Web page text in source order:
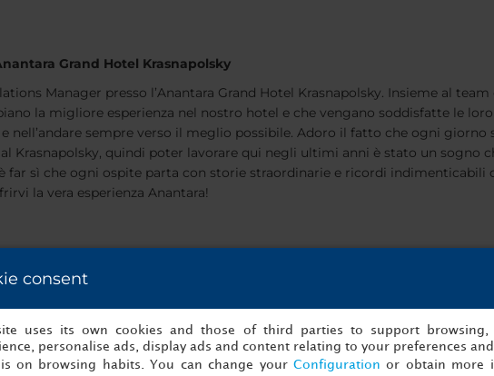
Grand Hotel Krasnapolsky
Manager presso l’Anantara Grand Hotel Krasnapolsky. Insieme al
la migliore esperienza nel nostro hotel e che vengano soddisfatte le
nell’andare sempre verso il meglio possibile. Adoro il fatto che ogni giorno
Krasnapolsky, quindi poter lavorare qui negli ultimi anni è stato un sogno
far sì che ogni ospite parta con storie straordinarie e ricordi indimenticabili
la vera esperienza Anantara!
consent
uses its own cookies and those of third parties to support browsing,
personalise ads, display ads and content relating to your preferences
on browsing habits. You can change your Configuration or obtain more